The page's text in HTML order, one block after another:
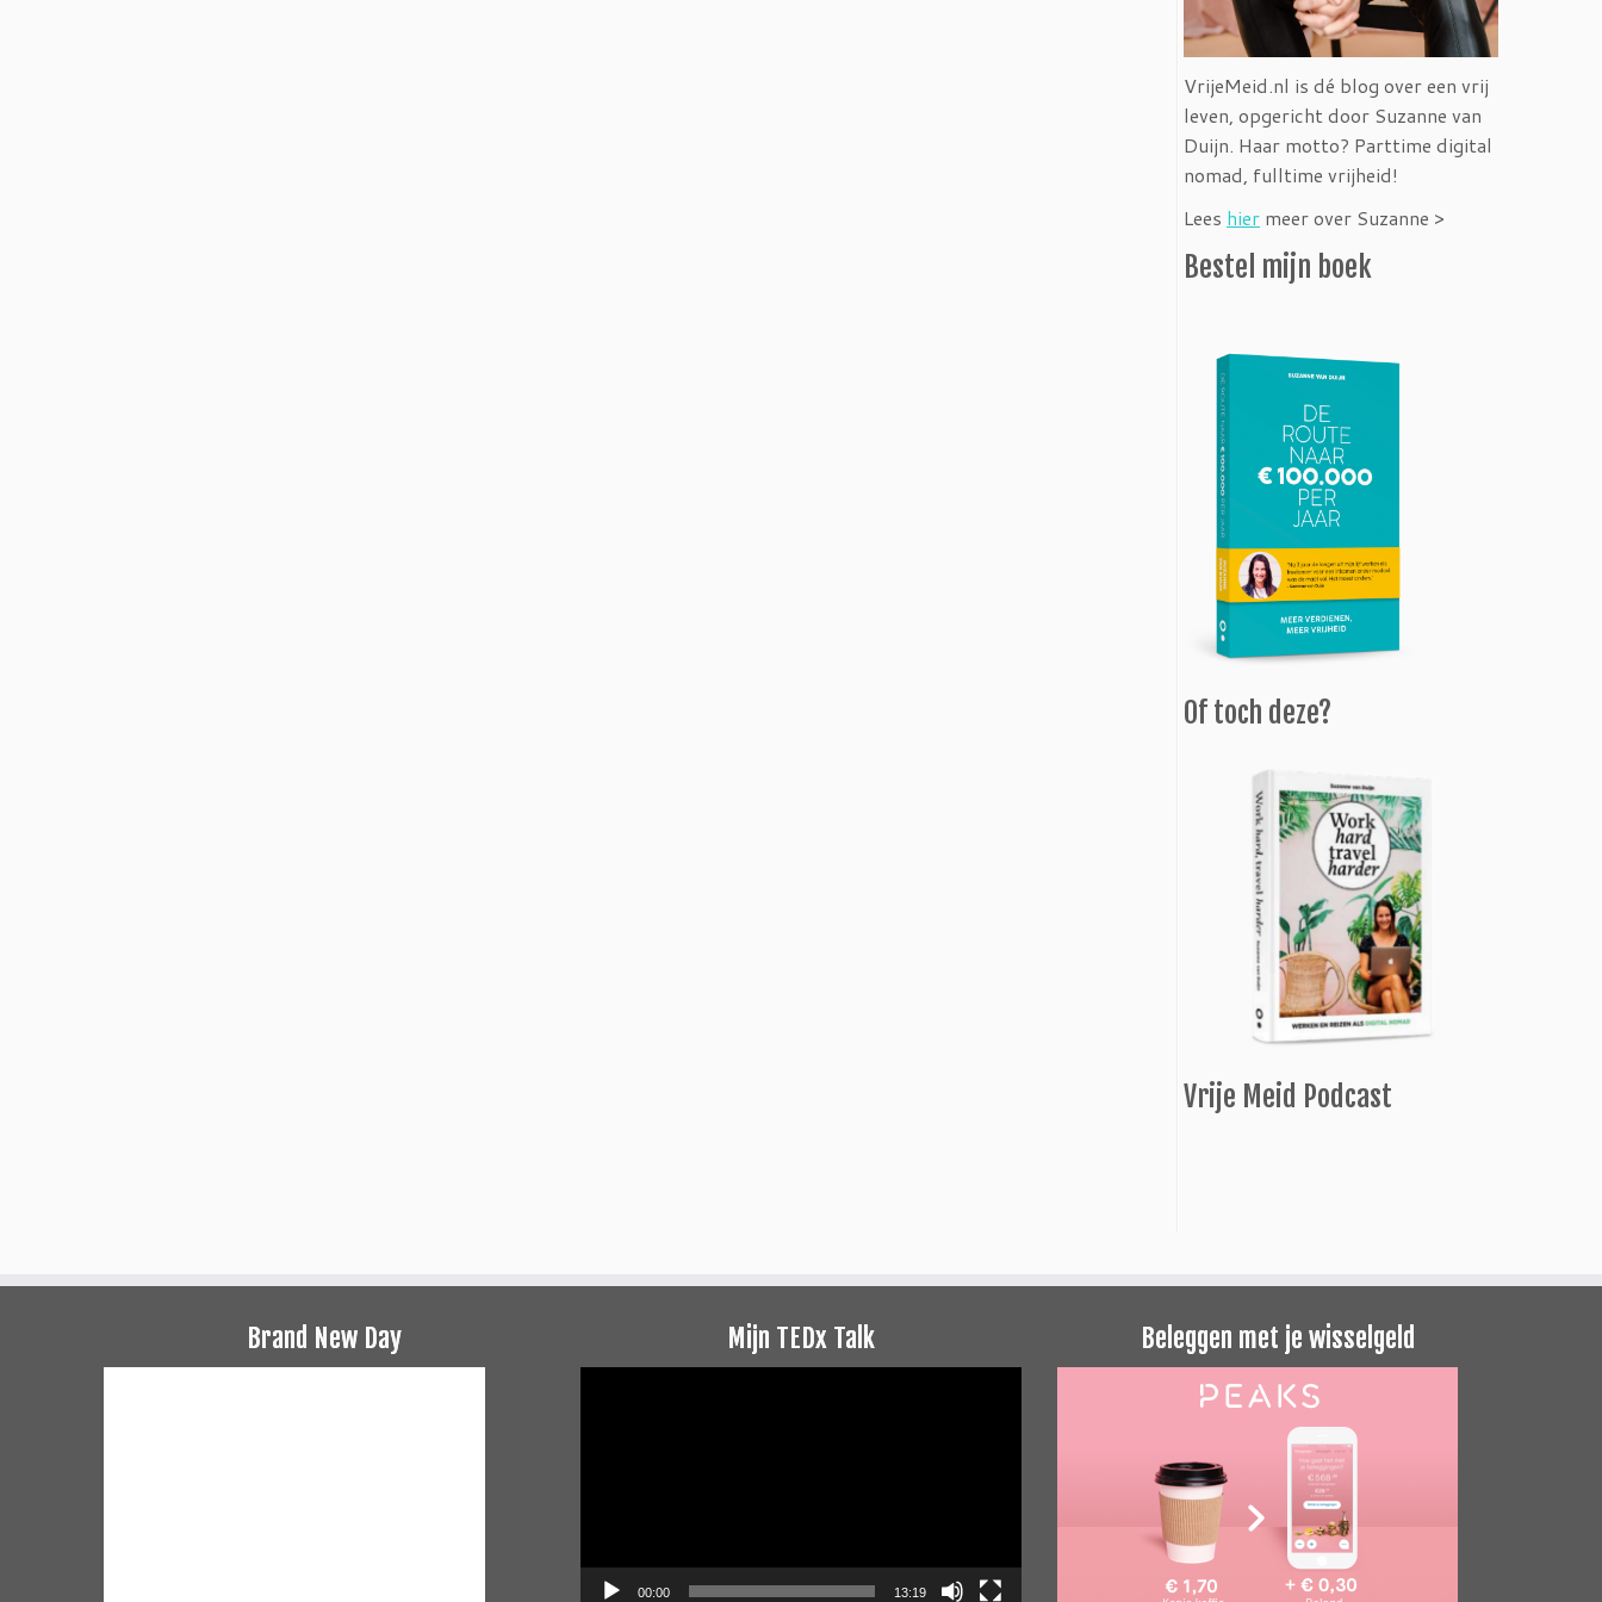
VrijeMeid.nl is dé blog over een vrij
leven, opgericht door Suzanne van
Duijn. Haar motto? Parttime digital
nomad, fulltime vrijheid!
Lees hier meer over Suzanne >
Bestel mijn boek
Of toch deze?
Vrije Meid Podcast
Brand New Day Mijn TEDx Talk
00:00 13:19
Beleggen met je wisselgeld